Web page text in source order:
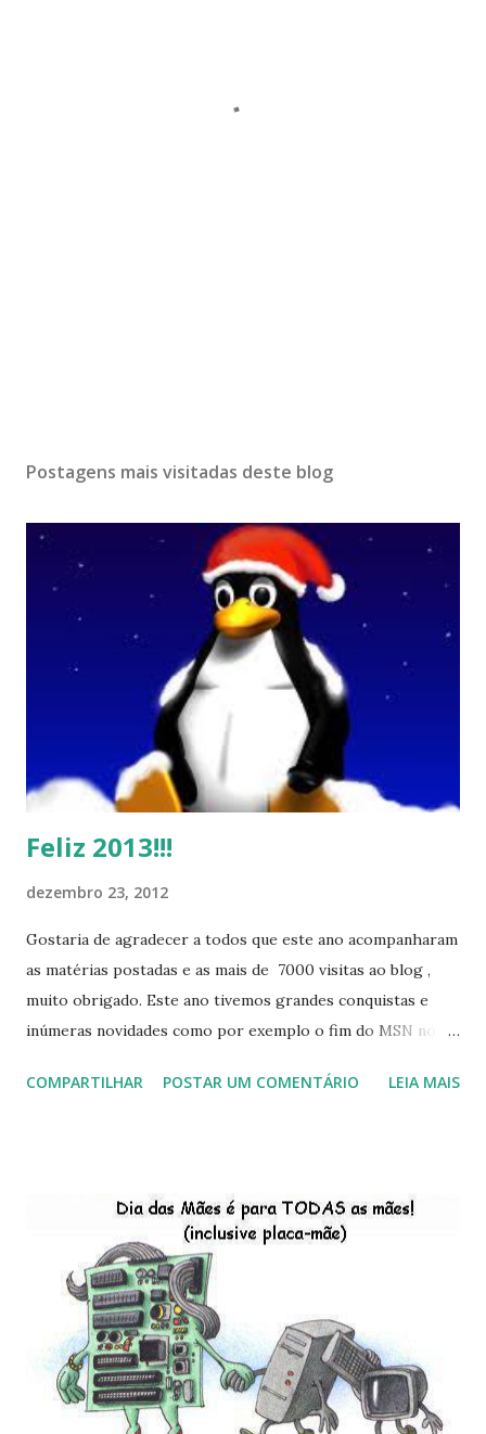
Postagens mais visitadas deste blog
Feliz 2013!!!
dezembro 23, 2012
Gostaria de agradecer a todos que este ano acompanharam
as matérias postadas e as mais de 7000 visitas ao blog ,
muito obrigado. Este ano tivemos grandes conquistas e
inúmeras novidades como por exemplo o fim do MSN no
do Kaiana que será lançada em 2013, distro nacional , a
do LibreOffice , o IX Latinoware, a Microsoft boicotando o
Linux (como sempre), o lançamento do Windows 8 e a sua
baixa taxa de adesão pelos usuários, entre out ros. Gostaria
de desejar a todos Boas Festas e que em 2013 possamos
estar juntos novamente. Feliz Natal!!!! F eli z 2013 a todos!!!
COMPARTILHAR POSTAR UM COMENTÁRIO LEIA MAIS